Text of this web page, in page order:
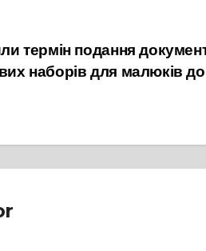
термін подання
наборів для малюків до